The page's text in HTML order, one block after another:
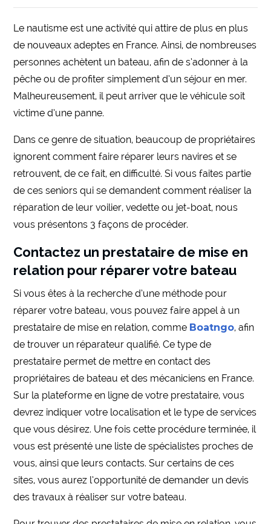
Le nautisme est une activité qui attire de plus en plus
de nouveaux adeptes en France. Ainsi, de nombreuses
personnes achètent un bateau, afin de s’adonner à la
pêche ou de profiter simplement d’un séjour en mer.
Malheureusement, il peut arriver que le véhicule soit
victime d’une panne.
Dans ce genre de situation, beaucoup de propriétaires
ignorent comment faire réparer leurs navires et se
retrouvent, de ce fait, en difficulté. Si vous faites partie
de ces seniors qui se demandent comment réaliser la
réparation de leur voilier, vedette ou jet-boat, nous
vous présentons 3 façons de procéder.
Contactez un prestataire de mise en
relation pour réparer votre bateau
Si vous êtes à la recherche d’une méthode pour
réparer votre bateau, vous pouvez faire appel à un
prestataire de mise en relation, comme Boatngo, afin
de trouver un réparateur qualifié. Ce type de
prestataire permet de mettre en contact des
propriétaires de bateau et des mécaniciens en France.
Sur la plateforme en ligne de votre prestataire, vous
devrez indiquer votre localisation et le type de services
que vous désirez. Une fois cette procédure terminée, il
vous est présenté une liste de spécialistes proches de
vous, ainsi que leurs contacts. Sur certains de ces
sites, vous aurez l’opportunité de demander un devis
des travaux à réaliser sur votre bateau.